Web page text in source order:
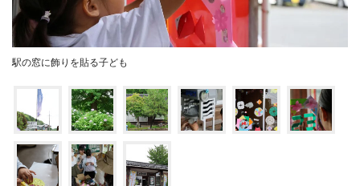
駅の窓に飾りを貼る子ども